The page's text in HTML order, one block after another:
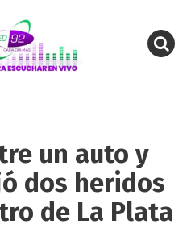
un auto y
dos heridos
de La Plata